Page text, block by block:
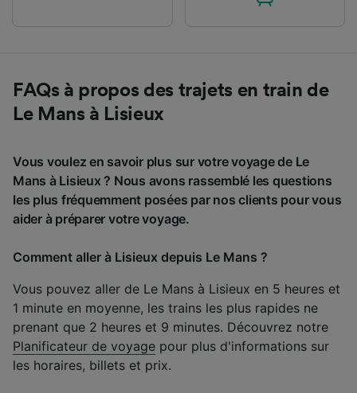
FAQs à propos des trajets en train de
Le Mans à Lisieux
Vous voulez en savoir plus sur votre voyage de Le
Mans à Lisieux ? Nous avons rassemblé les questions
les plus fréquemment posées par nos clients pour vous
aider à préparer votre voyage.
Comment aller à Lisieux depuis Le Mans ?
Vous pouvez aller de Le Mans à Lisieux en 5 heures et
1 minute en moyenne, les trains les plus rapides ne
prenant que 2 heures et 9 minutes. Découvrez notre
Planificateur de voyage pour plus d'informations sur
les horaires, billets et prix.